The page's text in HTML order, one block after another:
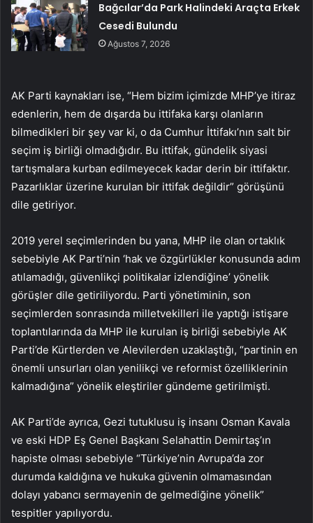
Bağcılar’da Park Halindeki Araçta Erkek
Cesedi Bulundu
Ağustos 7, 2026
AK Parti kaynakları ise, “Hem bizim içimizde MHP’ye itiraz
edenlerin, hem de dışarda bu ittifaka karşı olanların
bilmedikleri bir şey var ki, o da Cumhur İttifakı’nın salt bir
seçim iş birliği olmadığıdır. Bu ittifak, gündelik siyasi
tartışmalara kurban edilmeyecek kadar derin bir ittifaktır.
Pazarlıklar üzerine kurulan bir ittifak değildir” görüşünü
dile getiriyor.
2019 yerel seçimlerinden bu yana, MHP ile olan ortaklık
sebebiyle AK Parti’nin ‘hak ve özgürlükler konusunda adım
atılamadığı, güvenlikçi politikalar izlendiğine’ yönelik
görüşler dile getiriliyordu. Parti yönetiminin, son
seçimlerden sonrasında milletvekilleri ile yaptığı istişare
toplantılarında da MHP ile kurulan iş birliği sebebiyle AK
Parti’de Kürtlerden ve Alevilerden uzaklaştığı, “partinin en
önemli unsurları olan yenilikçi ve reformist özelliklerinin
kalmadığına” yönelik eleştiriler gündeme getirilmişti.
AK Parti’de ayrıca, Gezi tutuklusu iş insanı Osman Kavala
ve eski HDP Eş Genel Başkanı Selahattin Demirtaş’ın
hapiste olması sebebiyle “Türkiye’nin Avrupa’da zor
durumda kaldığına ve hukuka güvenin olmamasından
dolayı yabancı sermayenin de gelmediğine yönelik”
tespitler yapılıyordu.